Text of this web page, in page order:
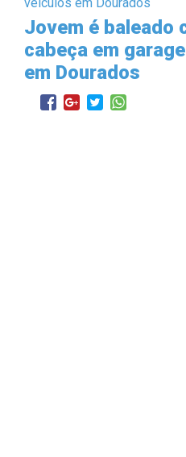
Jovem é baleado
cabeça em
em Dourados